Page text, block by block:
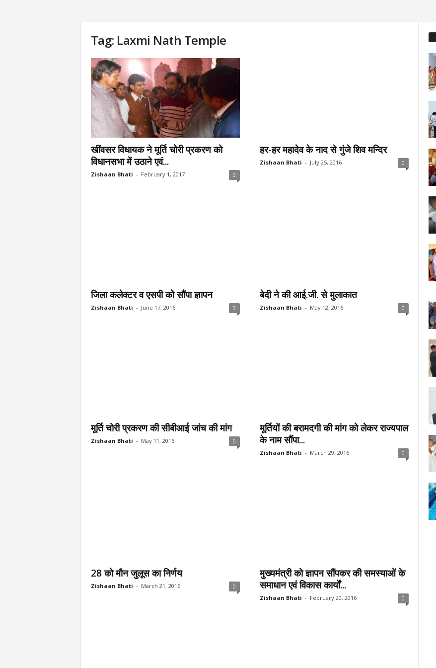
Tag: Laxmi Nath Temple
खींवसर विधायक ने मूर्ति चोरी प्रकरण को
विधानसभा में उठाने एवं...
Zishaan Bhati - February 1, 2017 0
हर-हर महादेव के नाद से गुंजे शिव मन्दिर
Zishaan Bhati - July 25, 2016 0
जिला कलेक्टर व एसपी को सौंपा ज्ञापन
Zishaan Bhati - June 17, 2016 0
बेदी ने की आई.जी. से मुलाकात
Zishaan Bhati - May 12, 2016 0
मूर्ति चोरी प्रकरण की सीबीआई जांच की मांग
Zishaan Bhati - May 11, 2016 0
मूर्तियों की बरामदगी की मांग को लेकर राज्यपाल
के नाम सौंपा...
Zishaan Bhati - March 29, 2016 0
28 को मौन जुलूस का निर्णय
Zishaan Bhati - March 21, 2016 0
मुख्यमंत्री को ज्ञापन सौंपकर की समस्याओं के
समाधान एवं विकास कार्यों...
Zishaan Bhati - February 20, 2016 0